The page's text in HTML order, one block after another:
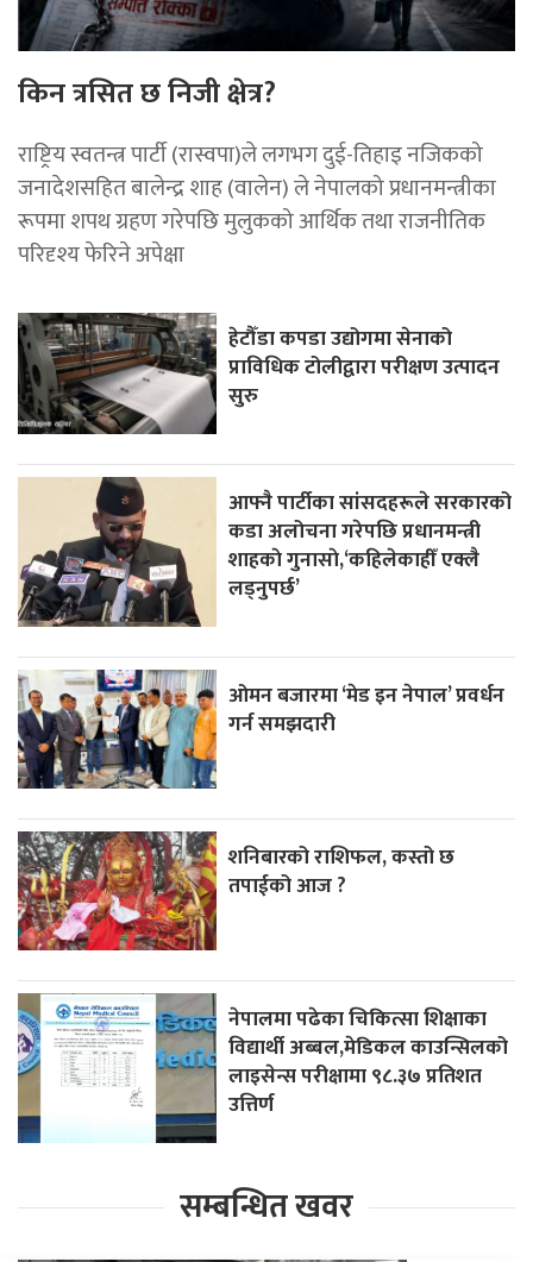
किन त्रसित छ निजी क्षेत्र?
राष्ट्रिय स्वतन्त्र पार्टी (रास्वपा)ले लगभग दुई-तिहाइ नजिकको
जनादेशसहित बालेन्द्र शाह (वालेन) ले नेपालको प्रधानमन्त्रीका
रूपमा शपथ ग्रहण गरेपछि मुलुकको आर्थिक तथा राजनीतिक
परिदृश्य फेरिने अपेक्षा
हेटौँडा कपडा उद्योगमा सेनाको
प्राविधिक टोलीद्वारा परीक्षण उत्पादन
सुरु
आफ्नै पार्टीका सांसदहरूले सरकारको
कडा अलोचना गरेपछि प्रधानमन्त्री
शाहकाे गुनासाे,‘कहिलेकाहीँ एक्लै
लड्नुपर्छ’
ओमन बजारमा ‘मेड इन नेपाल’ प्रवर्धन
गर्न समझदारी
शनिबारको राशिफल, कस्तो छ
तपाईको आज ?
नेपालमा पढेका चिकित्सा शिक्षाका
विद्यार्थी अब्बल,मेडिकल काउन्सिलको
लाइसेन्स परीक्षामा ९८.३७ प्रतिशत
उत्तिर्ण
सम्बन्धित खवर